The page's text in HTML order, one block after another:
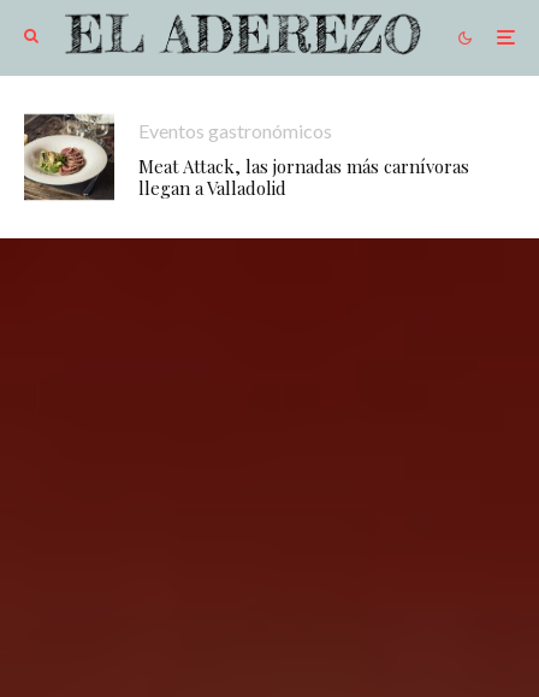
Eventos gastronómicos
Meat Attack, las jornadas más carnívoras
llegan a Valladolid